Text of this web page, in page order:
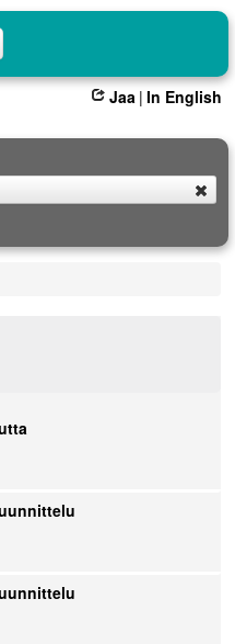
Jaa | In English